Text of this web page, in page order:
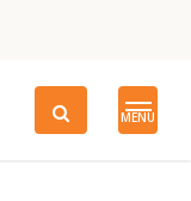
MENU